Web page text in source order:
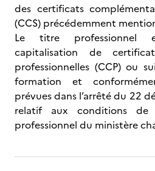
des certificats
(CCS) précédemment
Le titre professionnel
capitalisation de
professionnelles (CCP) ou
formation et
prévues dans l’arrêté du 22
relatif aux conditions
professionnel du ministère